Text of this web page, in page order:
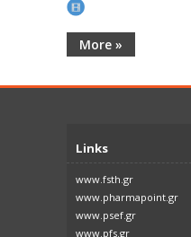
More »
Links
www.fsth.gr
www.pharmapoint.gr
www.psef.gr
www.pfs.gr